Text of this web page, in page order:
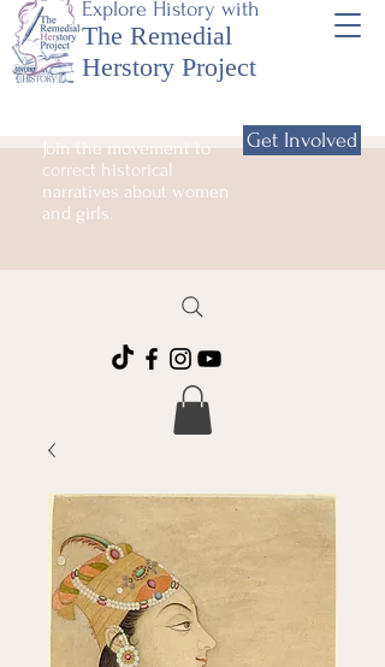
Explore History with
The Remedial
Herstory Project
Join the movement to
correct historical
narratives about women
and girls.
Get Involved